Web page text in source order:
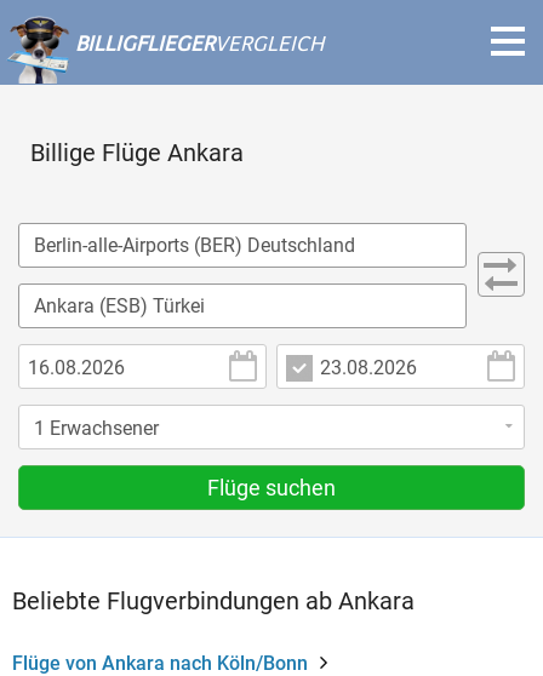
BILLIGFLIEGERVERGLEICH
Billige Flüge Ankara
Flüge suchen
Beliebte Flugverbindungen ab Ankara
Flüge von Ankara nach Köln/Bonn